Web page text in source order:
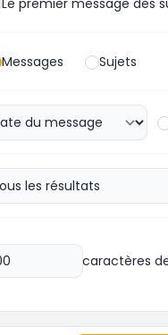
Le premier message des
Messages Sujets
caractères